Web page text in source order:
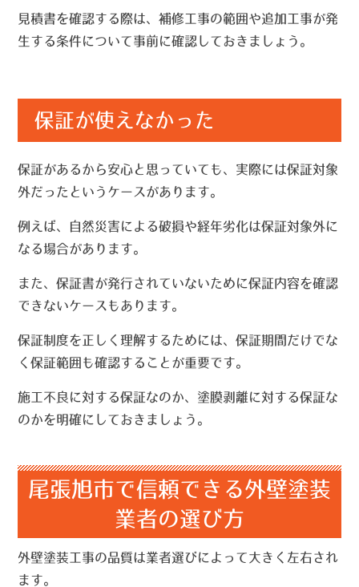
見積書を確認する際は、補修工事の範囲や追加工事が発
生する条件について事前に確認しておきましょう。
保証が使えなかった
保証があるから安心と思っていても、実際には保証対象
外だったというケースがあります。
例えば、自然災害による破損や経年劣化は保証対象外に
なる場合があります。
また、保証書が発行されていないために保証内容を確認
できないケースもあります。
保証制度を正しく理解するためには、保証期間だけでな
く保証範囲も確認することが重要です。
施工不良に対する保証なのか、塗膜剥離に対する保証な
のかを明確にしておきましょう。
尾張旭市で信頼できる外壁塗装
業者の選び方
外壁塗装工事の品質は業者選びによって大きく左右され
ます。